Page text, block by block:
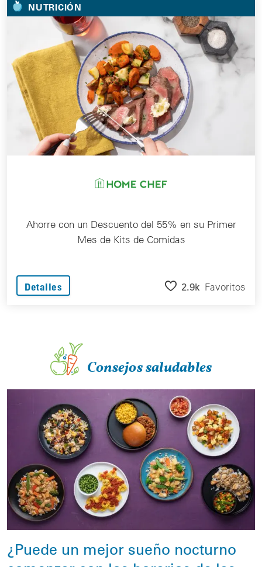
NUTRICIÓN
Ahorre con un Descuento del 55% en su Primer
Mes de Kits de Comidas
Detalles 2.9k Favoritos
Consejos saludables
¿Puede un mejor sueño nocturno